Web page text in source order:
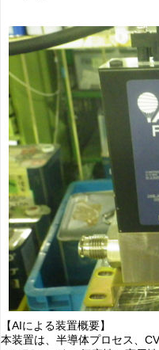
【AIによる装置概要】
本装置は、半導体プロセス、